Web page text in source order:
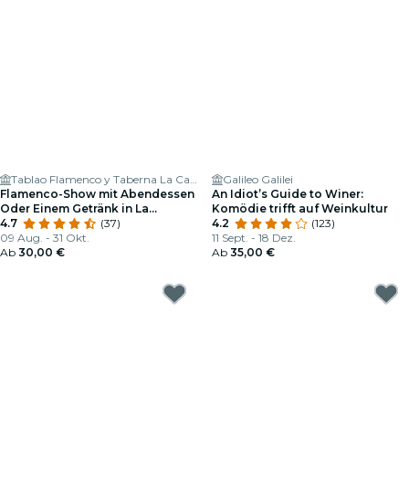
Tablao Flamenco y Taberna La Carmela
Flamenco-Show mit Abendessen
Oder Einem Getränk in La
Carmela
4.7
(37)
09 Aug. - 31 Okt.
Ab 30,00 €
Galileo Galilei
An Idiot’s Guide to Winer:
Komödie trifft auf Weinkultur
4.2
(123)
11 Sept. - 18 Dez.
Ab 35,00 €